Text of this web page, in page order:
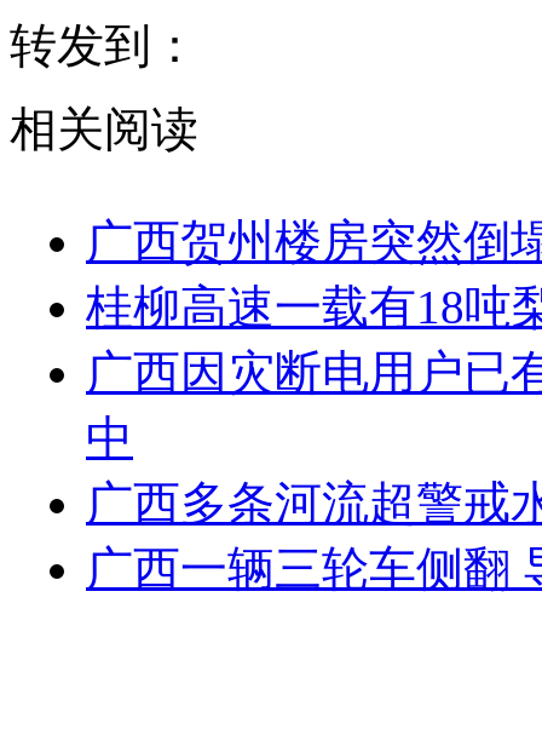
转发到：
相关阅读
广西贺州楼房突然倒
桂柳高速一载有18吨
广西因灾断电用户已
中
广西多条河流超警
广西一辆三轮车侧翻